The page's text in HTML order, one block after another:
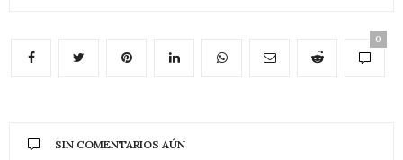
0
SIN COMENTARIOS AÚN